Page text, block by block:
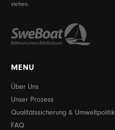
stehen.
MENU
Über Uns
Unser Prozess
Qualitätssicherung & Umweltpolitik
FAQ